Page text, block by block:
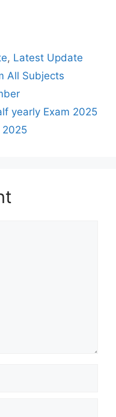
, Latest Update
All Subjects
yearly Exam 2025
2025